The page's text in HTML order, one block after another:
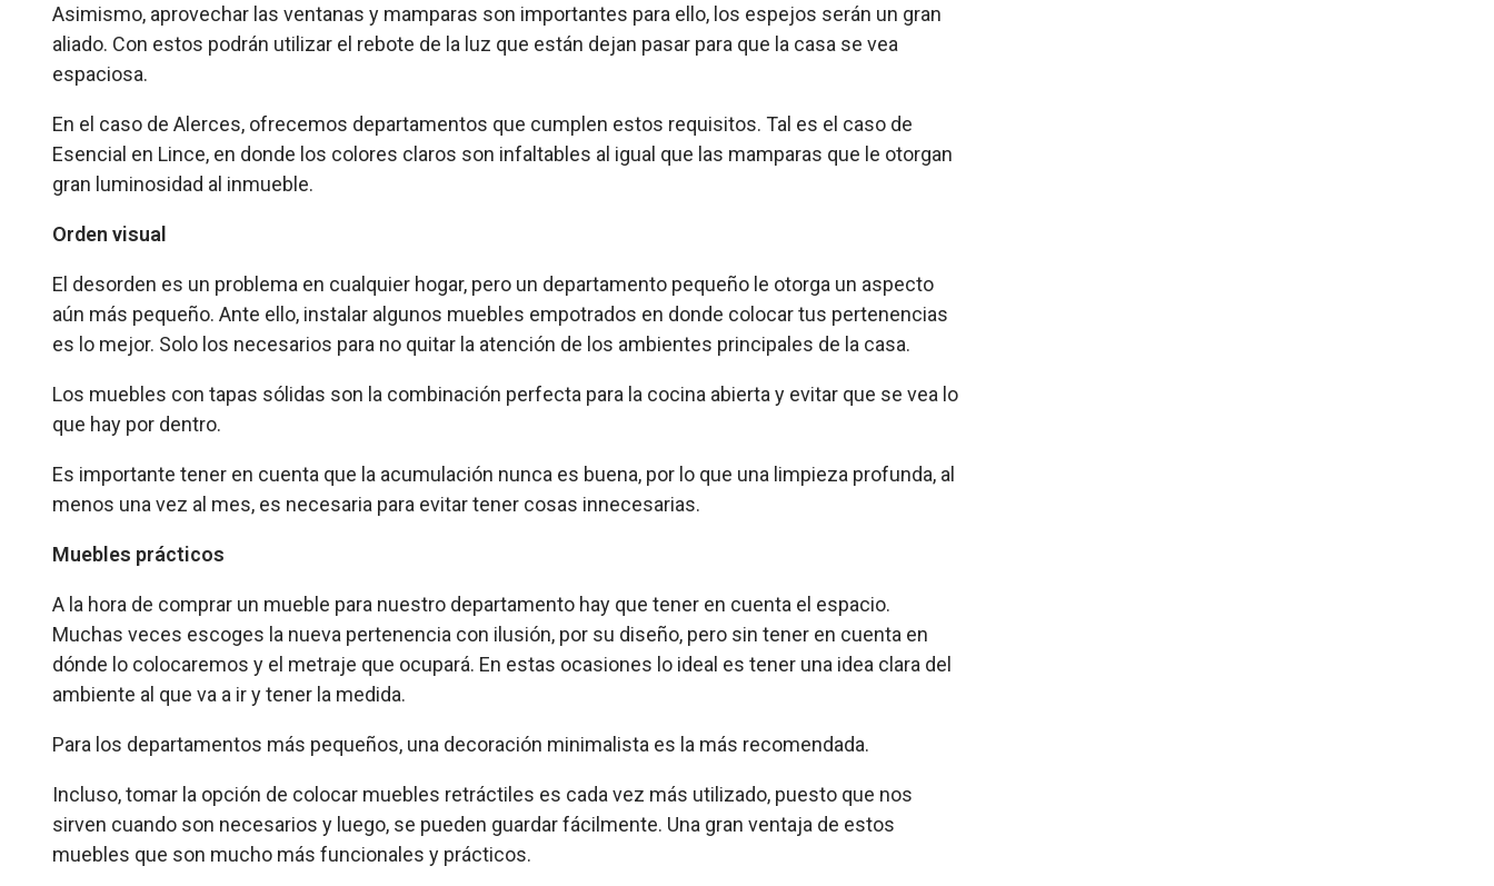
Asimismo, aprovechar las ventanas y mamparas son importantes para ello, los espejos serán un gran
aliado. Con estos podrán utilizar el rebote de la luz que están dejan pasar para que la casa se vea
espaciosa.
En el caso de Alerces, ofrecemos departamentos que cumplen estos requisitos. Tal es el caso de
Esencial en Lince, en donde los colores claros son infaltables al igual que las mamparas que le otorgan
gran luminosidad al inmueble.
Orden visual
El desorden es un problema en cualquier hogar, pero un departamento pequeño le otorga un aspecto
aún más pequeño. Ante ello, instalar algunos muebles empotrados en donde colocar tus pertenencias
es lo mejor. Solo los necesarios para no quitar la atención de los ambientes principales de la casa.
Los muebles con tapas sólidas son la combinación perfecta para la cocina abierta y evitar que se vea lo
que hay por dentro.
Es importante tener en cuenta que la acumulación nunca es buena, por lo que una limpieza profunda, al
menos una vez al mes, es necesaria para evitar tener cosas innecesarias.
Muebles prácticos
A la hora de comprar un mueble para nuestro departamento hay que tener en cuenta el espacio.
Muchas veces escoges la nueva pertenencia con ilusión, por su diseño, pero sin tener en cuenta en
dónde lo colocaremos y el metraje que ocupará. En estas ocasiones lo ideal es tener una idea clara del
ambiente al que va a ir y tener la medida.
Para los departamentos más pequeños, una decoración minimalista es la más recomendada.
Incluso, tomar la opción de colocar muebles retráctiles es cada vez más utilizado, puesto que nos
sirven cuando son necesarios y luego, se pueden guardar fácilmente. Una gran ventaja de estos
muebles que son mucho más funcionales y prácticos.